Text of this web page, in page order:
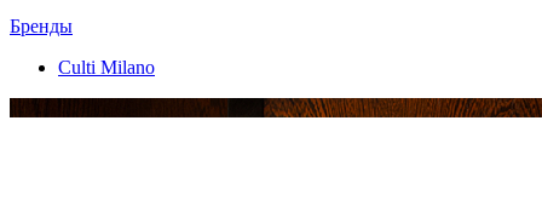
Бренды
Culti Milano